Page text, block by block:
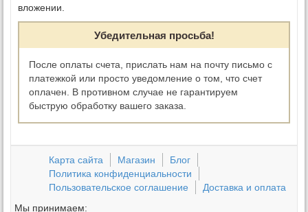
вложении.
Убедительная просьба!
После оплаты счета, прислать нам на почту письмо с
платежкой или просто уведомление о том, что счет
оплачен. В противном случае не гарантируем
быструю обработку вашего заказа.
Карта сайта Магазин
Блог
Политика конфиденциальности
Пользовательское соглашение
Доставка и оплата
Мы принимаем: